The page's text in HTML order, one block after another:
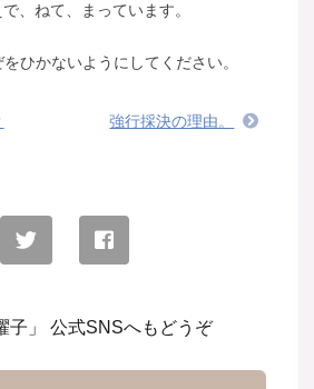
、ねて、まっています。
ひかないようにしてください。
強行採決の理由。
子」 公式SNSへもどうぞ